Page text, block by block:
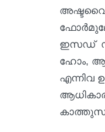
ഇസഡ്
ഹോം,
എന്നിവ